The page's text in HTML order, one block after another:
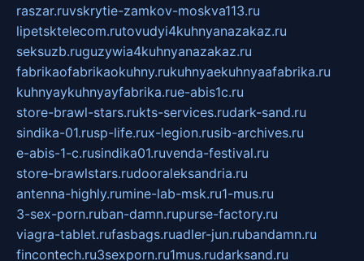
raszar.ruvskrytie-zamkov-moskva113.ru
lipetsktelecom.rutovudyi4kuhnyanazakaz.ru
seksuzb.ruguzywia4kuhnyanazakaz.ru
fabrikaofabrikaokuhny.rukuhnyaekuhnyaafabrika.ru
kuhnyaykuhnyayfabrika.rue-abis1c.ru
store-brawl-stars.rukts-services.rudark-sand.ru
sindika-01.rusp-life.rux-legion.rusib-archives.ru
e-abis-1-c.rusindika01.ruvenda-festival.ru
store-brawlstars.rudooraleksandria.ru
antenna-highly.rumine-lab-msk.ru1-mus.ru
3-sex-porn.ruban-damn.rupurse-factory.ru
viagra-tablet.rufasbags.ruadler-jun.rubandamn.ru
fincontech.ru3sexporn.ru1mus.rudarksand.ru